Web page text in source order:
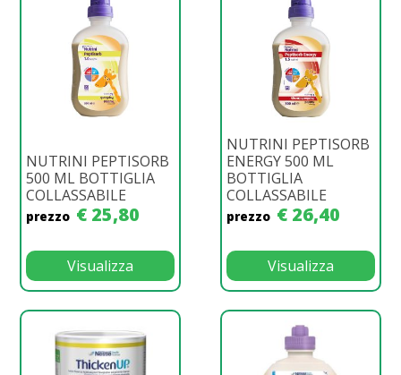
NUTRINI PEPTISORB
500 ML BOTTIGLIA
COLLASSABILE
prezzo € 25,80
Visualizza
NUTRINI PEPTISORB
ENERGY 500 ML
BOTTIGLIA
COLLASSABILE
prezzo € 26,40
Visualizza